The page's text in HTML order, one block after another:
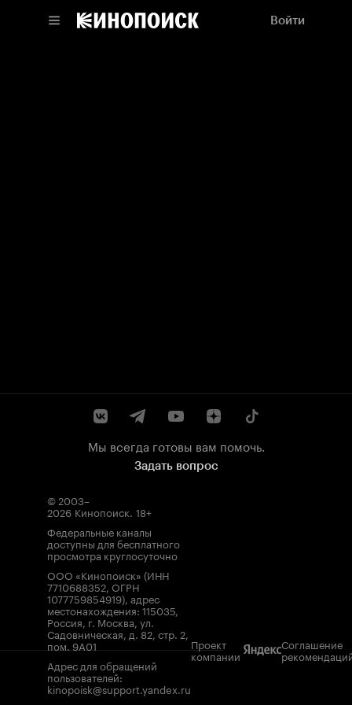
Войти
Мы всегда готовы вам помочь.
Задать вопрос
© 2003–
2026 Кинопоиск. 18+
Федеральные каналы
доступны для бесплатного
просмотра круглосуточно
ООО «Кинопоиск» (ИНН
7710688352, ОГРН
1077759854919), адрес
местонахождения: 115035,
Россия, г. Москва, ул.
Садовническая, д. 82, стр. 2,
пом. 9А01
Адрес для обращений
пользователей:
kinopoisk@support.yandex.ru
Проект
компании
Соглашение